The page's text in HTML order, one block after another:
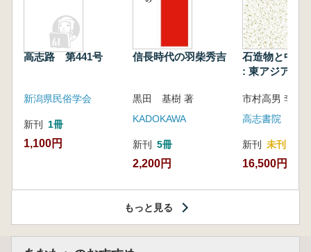
高志路 第441号
新潟県民俗学会
新刊 1冊
1,100円
信長時代の羽柴秀吉
黒田 基樹 著
KADOKAWA
新刊 5冊
2,200円
石造物と中世
: 東アジアと
高志書院
新刊 未刊
16,500円
もっと見る